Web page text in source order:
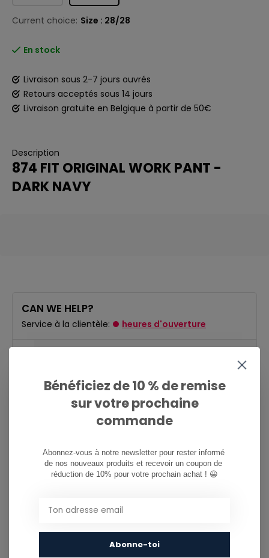
Current choice: Size : 28/28
En stock
Livraison sous 2-7 jours ouvrés
Retours acceptés sous 14 jours
Livraison gratuite en Belgique à partir de 50€
Description
874 FIT ORIGINAL WORK PANT -
DARK NAVY
CAN WE HELP?
Service à la clientèle: heures d'ouverture
info@ostreet.be
You might also like...
Bénéficiez de 10 % de remise
sur votre prochaine
commande
Abonnez-vous à notre newsletter pour rester informé
de nos nouveaux produits et recevoir un coupon de
réduction de 10% pour votre prochain achat ! 😀
Abonne-toi